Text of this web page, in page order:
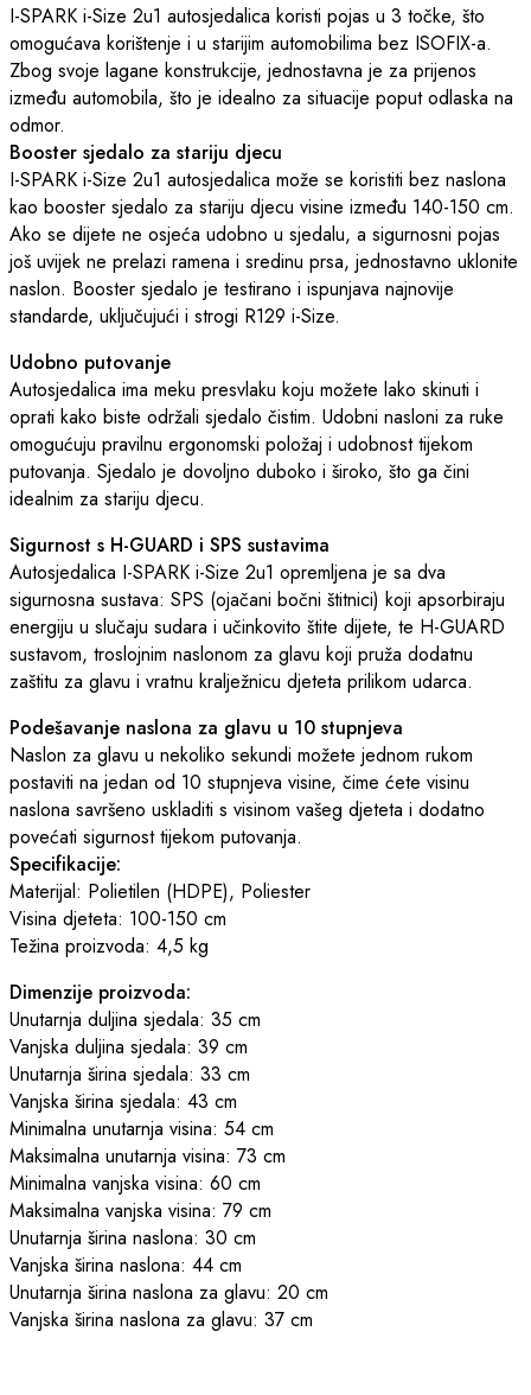
I-SPARK i-Size 2u1 autosjedalica koristi pojas u 3 točke, što
omogućava korištenje i u starijim automobilima bez ISOFIX-a.
Zbog svoje lagane konstrukcije, jednostavna je za prijenos
između automobila, što je idealno za situacije poput odlaska na
odmor.
Booster sjedalo za stariju djecu
I-SPARK i-Size 2u1 autosjedalica može se koristiti bez naslona
kao booster sjedalo za stariju djecu visine između 140-150 cm.
Ako se dijete ne osjeća udobno u sjedalu, a sigurnosni pojas
još uvijek ne prelazi ramena i sredinu prsa, jednostavno uklonite
naslon. Booster sjedalo je testirano i ispunjava najnovije
standarde, uključujući i strogi R129 i-Size.
Udobno putovanje
Autosjedalica ima meku presvlaku koju možete lako skinuti i
oprati kako biste održali sjedalo čistim. Udobni nasloni za ruke
omogućuju pravilnu ergonomski položaj i udobnost tijekom
putovanja. Sjedalo je dovoljno duboko i široko, što ga čini
idealnim za stariju djecu.
Sigurnost s H-GUARD i SPS sustavima
Autosjedalica I-SPARK i-Size 2u1 opremljena je sa dva
sigurnosna sustava: SPS (ojačani bočni štitnici) koji apsorbiraju
energiju u slučaju sudara i učinkovito štite dijete, te H-GUARD
sustavom, troslojnim naslonom za glavu koji pruža dodatnu
zaštitu za glavu i vratnu kralježnicu djeteta prilikom udarca.
Podešavanje naslona za glavu u 10 stupnjeva
Naslon za glavu u nekoliko sekundi možete jednom rukom
postaviti na jedan od 10 stupnjeva visine, čime ćete visinu
naslona savršeno uskladiti s visinom vašeg djeteta i dodatno
povećati sigurnost tijekom putovanja.
Specifikacije:
Materijal: Polietilen (HDPE), Poliester
Visina djeteta: 100-150 cm
Težina proizvoda: 4,5 kg
Dimenzije proizvoda:
Unutarnja duljina sjedala: 35 cm
Vanjska duljina sjedala: 39 cm
Unutarnja širina sjedala: 33 cm
Vanjska širina sjedala: 43 cm
Minimalna unutarnja visina: 54 cm
Maksimalna unutarnja visina: 73 cm
Minimalna vanjska visina: 60 cm
Maksimalna vanjska visina: 79 cm
Unutarnja širina naslona: 30 cm
Vanjska širina naslona: 44 cm
Unutarnja širina naslona za glavu: 20 cm
Vanjska širina naslona za glavu: 37 cm